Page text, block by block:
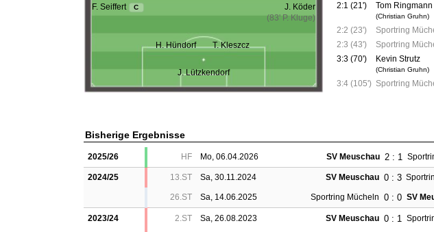
F. Seiffert C
J. Köder
(83' P. Kluge)
H. Hündorf T. Kleszcz
J. Lützkendorf
2:1 (21')
Tom Ringmann
(Christian Gruhn)
2:2 (23')
Sportring
2:3 (43')
Sportring
3:3 (70')
Kevin Strutz
(Christian Gruhn)
3:4 (105') Sportring
Bisherige Ergebnisse
2025/26 HF Mo, 06.04.2026 SV Meuschau 2 : 1
2024/25 13.ST Sa, 30.11.2024 SV Meuschau 0 : 3
26.ST Sa, 14.06.2025 Sportring Mücheln 0 : 0 SV
2023/24 2.ST Sa, 26.08.2023 SV Meuschau 0 : 1